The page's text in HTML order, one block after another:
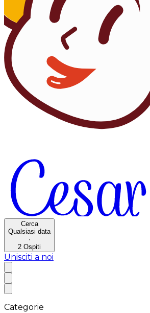
Cerca
Qualsiasi data
·
2 Ospiti
Unisciti a noi
Categorie